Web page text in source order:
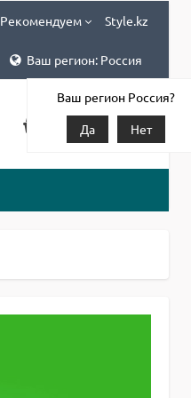
Рекомендуем Style.kz
Ваш регион: Россия
Ваш регион Россия?
Да
Нет